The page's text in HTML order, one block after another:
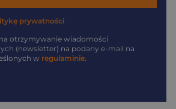
prywatności
otrzymywanie wiadomości
(newsletter) na podany e-mail na
w regulaminie